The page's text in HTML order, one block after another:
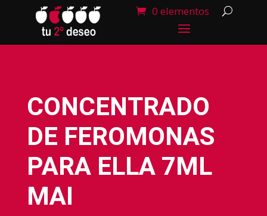
0 elementos
CONCENTRADO
DE FEROMONAS
PARA ELLA 7ML
MAI